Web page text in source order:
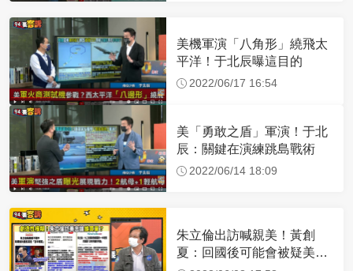
美機軍演「八角形」繞飛太
平洋！于北辰曝這目的
2022/06/17 16:54
美「勇敢之盾」軍演！于北
辰：關鍵在演練跳島戰術
2022/06/14 18:09
朱立倫出訪喊親美！黃創
夏：回國後可能會被疑美派